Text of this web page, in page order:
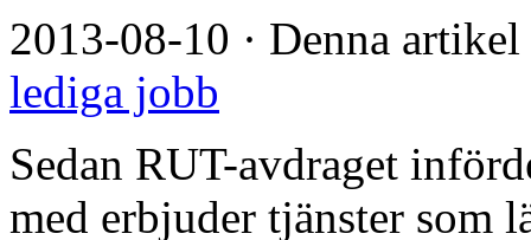
2013-08-10 · Denna
lediga jobb
Sedan RUT-avdraget
med erbjuder tjänster som